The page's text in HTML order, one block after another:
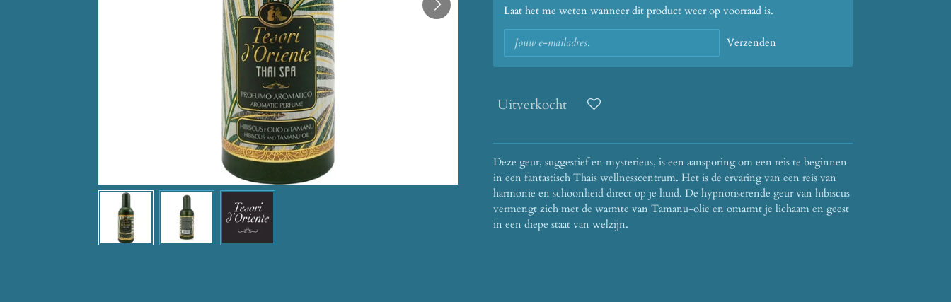
Laat het me weten wanneer dit product weer op voorraad is.
Verzenden
Uitverkocht
Deze geur, suggestief en mysterieus, is een aansporing om een ​​reis te beginnen
in een fantastisch Thais wellnesscentrum. Het is de ervaring van een reis van
harmonie en schoonheid direct op je huid. De hypnotiserende geur van hibiscus
vermengt zich met de warmte van Tamanu-olie en omarmt je lichaam en geest
in een diepe staat van welzijn.